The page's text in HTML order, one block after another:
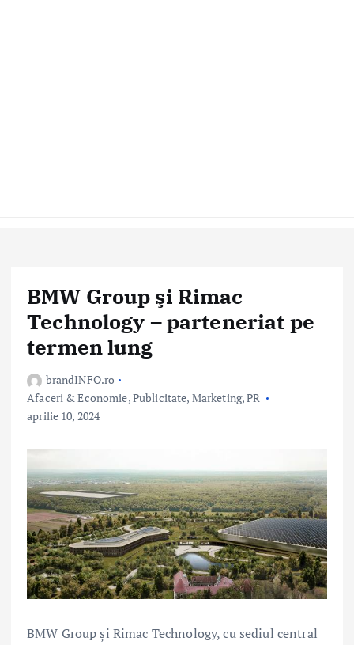
BMW Group şi Rimac
Technology – parteneriat pe
termen lung
brandINFO.ro
Afaceri & Economie,Publicitate, Marketing, PR
aprilie 10, 2024
BMW Group şi Rimac Technology, cu sediul central